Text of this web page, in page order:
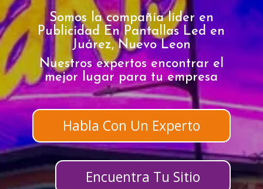
Somos la compañía líder en
Publicidad En Pantallas Led en
Juárez, Nuevo Leon
Nuestros expertos encontrar el
mejor lugar para tu empresa
Habla Con Un Experto
Encuentra Tu Sitio